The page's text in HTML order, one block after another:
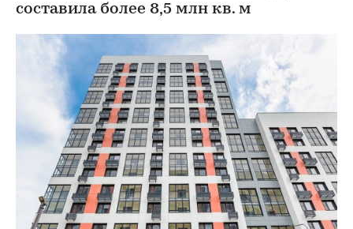
составила более 8,5 млн кв. м